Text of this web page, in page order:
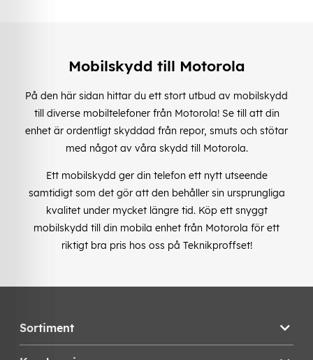
Mobilskydd till Motorola
På den här sidan hittar du ett stort utbud av mobilskydd
till diverse mobiltelefoner från Motorola! Se till att din
enhet är ordentligt skyddad från repor, smuts och stötar
med något av våra skydd till Motorola.
Ett mobilskydd ger din telefon ett nytt utseende
samtidigt som det gör att den behåller sin ursprungliga
kvalitet under mycket längre tid. Köp ett snyggt
mobilskydd till din mobila enhet från Motorola för ett
riktigt bra pris hos oss på Teknikproffset!
Sortiment